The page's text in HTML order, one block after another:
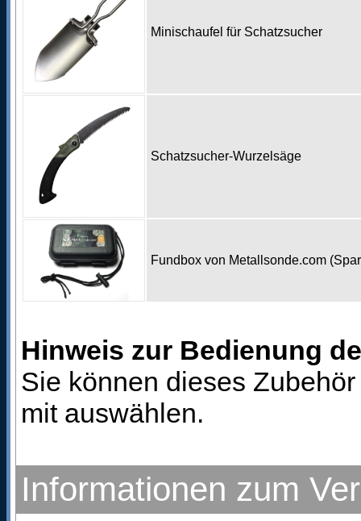
Minischaufel für Schatzsucher
Schatzsucher-Wurzelsäge
Fundbox von Metallsonde.com
Hinweis zur Bedienung
Sie können dieses
mit auswählen.
Informationen zum